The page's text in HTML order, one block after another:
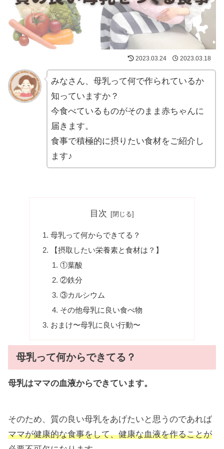
2023.03.24 2023.03.18
みなさん、母乳って何で作られているか
知っていますか？
今食べているものがそのまま赤ちゃんに
届きます。
食事で積極的に摂りたい食材をご紹介し
ます♪
目次
母乳って何からできてる？
【摂取したい栄養素と食材は？】
①葉酸
②鉄分
③カルシウム
その他母乳に良い食べ物
おまけ〜母乳に良い行動〜
母乳って何からできてる？
母乳はママの血液からできています。
そのため、質の良い母乳をあげたいと思うのであれば
ママが健康的な食事をして、健康な血液を作ることが